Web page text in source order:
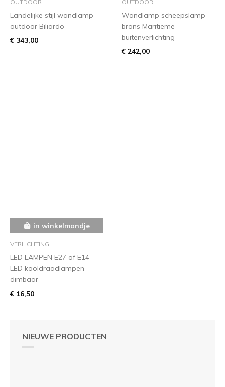
NIEUWE PRODUCTEN
OUTDOOR
Landelijke stijl wandlamp
outdoor Biliardo
€ 343,00
OUTDOOR
Wandlamp scheepslamp
brons Maritieme
buitenverlichting
€ 242,00
in winkelmandje
VERLICHTING
LED LAMPEN E27 of E14
LED kooldraadlampen
dimbaar
€ 16,50